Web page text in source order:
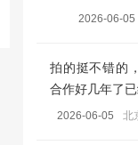
2026-06-05
拍的挺不错的
合作好几年了
2026-06-05 北